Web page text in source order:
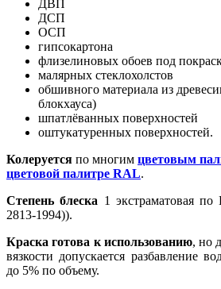
ДВП
ДСП
ОСП
гипсокартона
флизелиновых обоев под
малярных стеклохолстов
обшивного материала из
блокхауса)
шпатлёванных поверхностей
оштукатуренных поверхностей.
Колеруется по многим цветовым
цветовой палитре RAL.
Степень блеска 1 экстраматовая
2813-1994)).
Краска готова к использованию, но
вязкости допускается разбавление
до 5% по объему.